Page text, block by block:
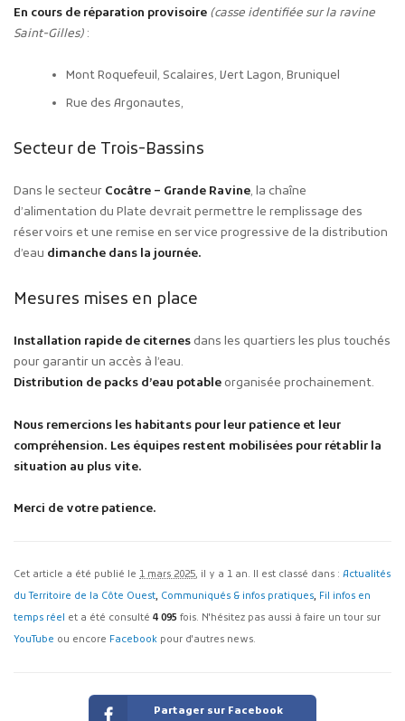
En cours de réparation provisoire (casse identifiée sur la ravine
Saint-Gilles) :
Mont Roquefeuil, Scalaires, Vert Lagon, Bruniquel
Rue des Argonautes,
Secteur de Trois-Bassins
Dans le secteur Cocâtre – Grande Ravine, la chaîne
d’alimentation du Plate devrait permettre le remplissage des
réservoirs et une remise en service progressive de la distribution
d’eau dimanche dans la journée.
Mesures mises en place
Installation rapide de citernesdans les quartiers les plus touchés
pour garantir un accès à l’eau.
Distribution de packs d’eau potableorganisée prochainement.
Nous remercions les habitants pour leur patience et leur
compréhension. Les équipes restent mobilisées pour rétablir la
situation au plus vite.
Merci de votre patience.
Cet article a été publié le 1 mars 2025, il y a 1 an. Il est classé dans : Actualités
du Territoire de la Côte Ouest, Communiqués & infos pratiques, Fil infos en
temps réel et a été consulté 4 095 fois. N'hésitez pas aussi à faire un tour sur
YouTube ou encore Facebook pour d'autres news.
Partager sur Facebook